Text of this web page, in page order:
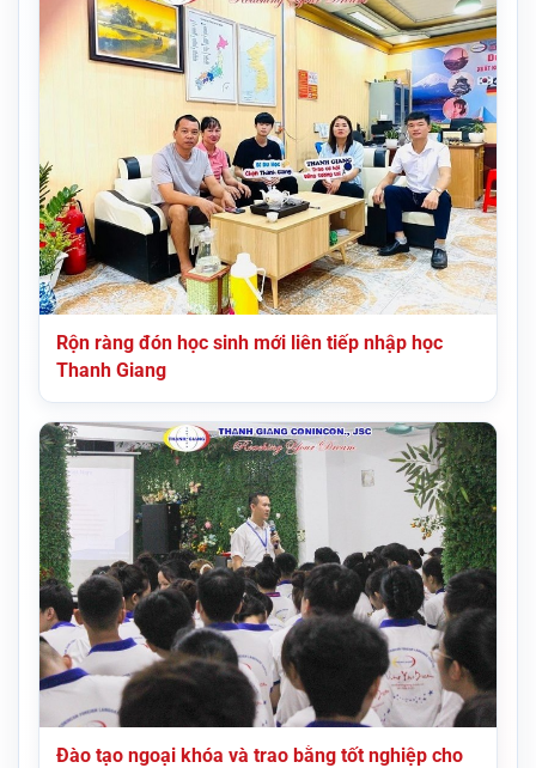
Rộn ràng đón học sinh mới liên tiếp nhập học
Thanh Giang
Đào tạo ngoại khóa và trao bằng tốt nghiệp cho